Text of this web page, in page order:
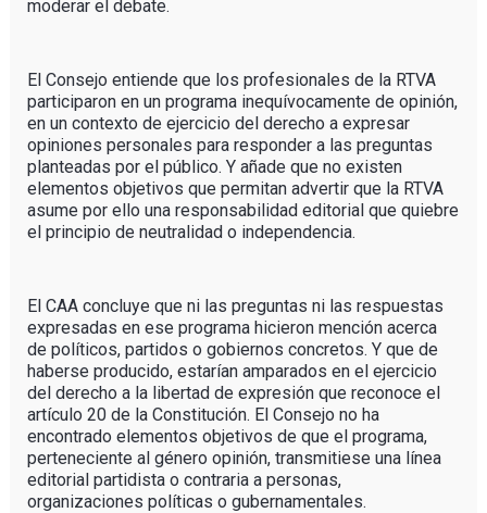
moderar el debate.
El Consejo entiende que los profesionales de la RTVA
participaron en un programa inequívocamente de opinión,
en un contexto de ejercicio del derecho a expresar
opiniones personales para responder a las preguntas
planteadas por el público. Y añade que no existen
elementos objetivos que permitan advertir que la RTVA
asume por ello una responsabilidad editorial que quiebre
el principio de neutralidad o independencia.
El CAA concluye que ni las preguntas ni las respuestas
expresadas en ese programa hicieron mención acerca
de políticos, partidos o gobiernos concretos. Y que de
haberse producido, estarían amparados en el ejercicio
del derecho a la libertad de expresión que reconoce el
artículo 20 de la Constitución. El Consejo no ha
encontrado elementos objetivos de que el programa,
perteneciente al género opinión, transmitiese una línea
editorial partidista o contraria a personas,
organizaciones políticas o gubernamentales.